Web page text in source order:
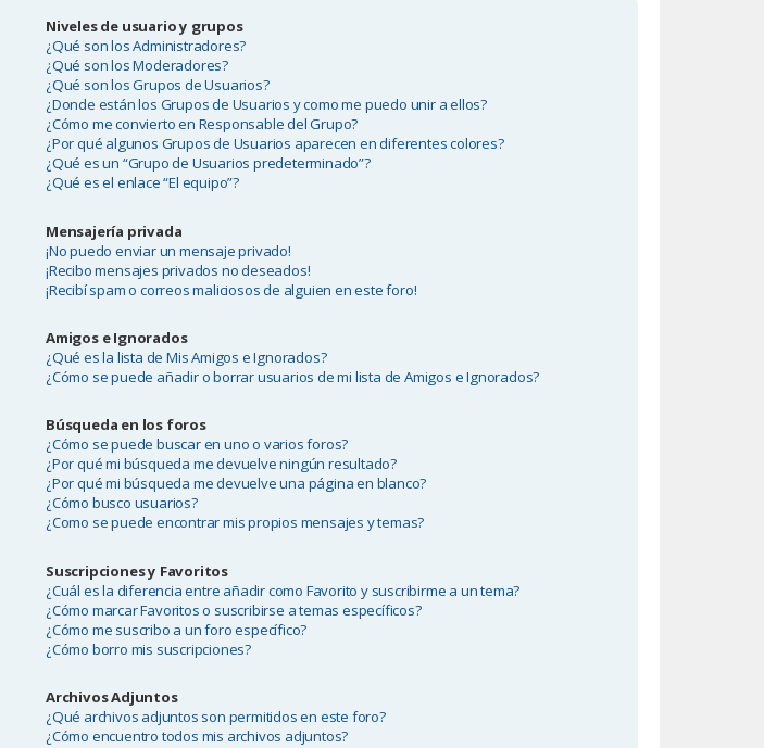
Niveles de usuario y grupos
¿Qué son los Administradores?
¿Qué son los Moderadores?
¿Qué son los Grupos de Usuarios?
¿Donde están los Grupos de Usuarios y como me puedo unir a ellos?
¿Cómo me convierto en Responsable del Grupo?
¿Por qué algunos Grupos de Usuarios aparecen en diferentes colores?
¿Qué es un “Grupo de Usuarios predeterminado”?
¿Qué es el enlace “El equipo”?
Mensajería privada
¡No puedo enviar un mensaje privado!
¡Recibo mensajes privados no deseados!
¡Recibí spam o correos maliciosos de alguien en este foro!
Amigos e Ignorados
¿Qué es la lista de Mis Amigos e Ignorados?
¿Cómo se puede añadir o borrar usuarios de mi lista de Amigos e Ignorados?
Búsqueda en los foros
¿Cómo se puede buscar en uno o varios foros?
¿Por qué mi búsqueda me devuelve ningún resultado?
¿Por qué mi búsqueda me devuelve una página en blanco?
¿Cómo busco usuarios?
¿Como se puede encontrar mis propios mensajes y temas?
Suscripciones y Favoritos
¿Cuál es la diferencia entre añadir como Favorito y suscribirme a un tema?
¿Cómo marcar Favoritos o suscribirse a temas específicos?
¿Cómo me suscribo a un foro específico?
¿Cómo borro mis suscripciones?
Archivos Adjuntos
¿Qué archivos adjuntos son permitidos en este foro?
¿Cómo encuentro todos mis archivos adjuntos?